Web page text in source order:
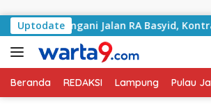
Uptodate
Tangani Jalan RA Basyid, Kontrak
Beranda REDAKSI Lampung Pulau